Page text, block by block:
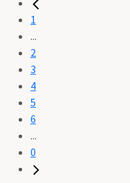
1
...
2
3
4
5
6
...
0